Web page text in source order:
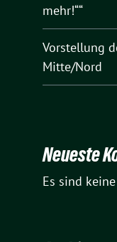
mehr!““
Vorstellung
Mitte/Nord
Neueste
Es sind